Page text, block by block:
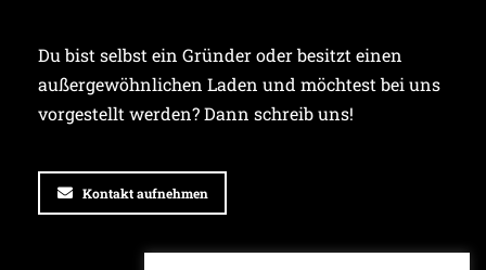
Du bist selbst ein Gründer oder besitzt einen
außergewöhnlichen Laden und möchtest bei uns
vorgestellt werden? Dann schreib uns!
Kontakt aufnehmen